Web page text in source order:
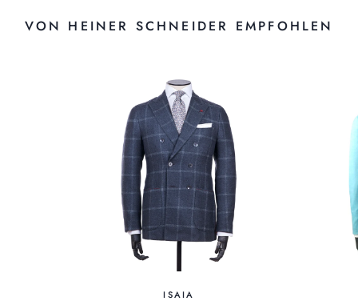
VON HEINER SCHNEIDER EMPFOHLEN
ISAIA